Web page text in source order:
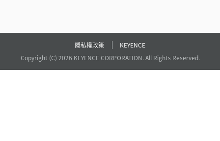
隱私權政策
KEYENCE
Copyright (C) 2026 KEYENCE CORPORATION. All Rights Reserved.